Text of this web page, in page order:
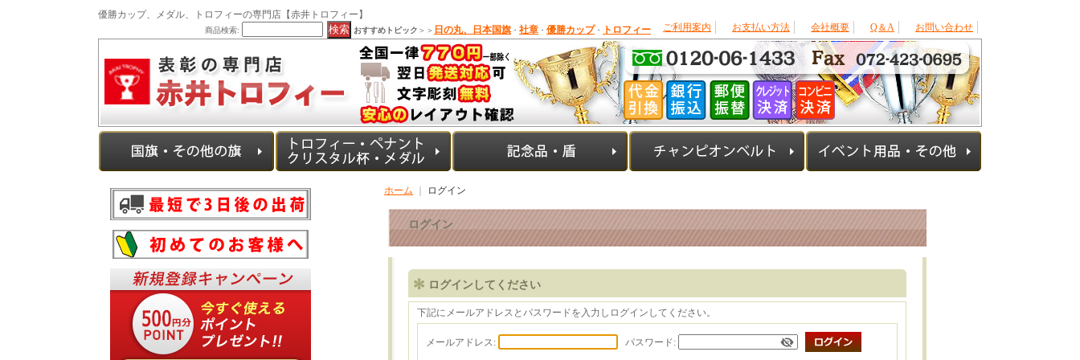
優勝カップ、メダル、トロフィーの専門店【赤井トロフィー】
ご利用案内
お支払い方法 会社概要 Q＆A お問い合わせ
商品検索: おすすめトピック ＞＞ 日の丸、日本国旗 ・ 社章 ・ 優勝カップ ・ トロフィー
ホーム ログイン
ログイン
ログインしてください
下記にメールアドレスとパスワードを入力しログインしてください。
メールアドレス: パスワード: